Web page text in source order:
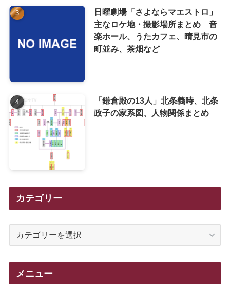
日曜劇場「さよならマエストロ」
主なロケ地・撮影場所まとめ 音
楽ホール、うたカフェ、晴見市の
町並み、茶畑など
「鎌倉殿の13人」北条義時、北条
政子の家系図、人物関係まとめ
カテゴリー
メニュー